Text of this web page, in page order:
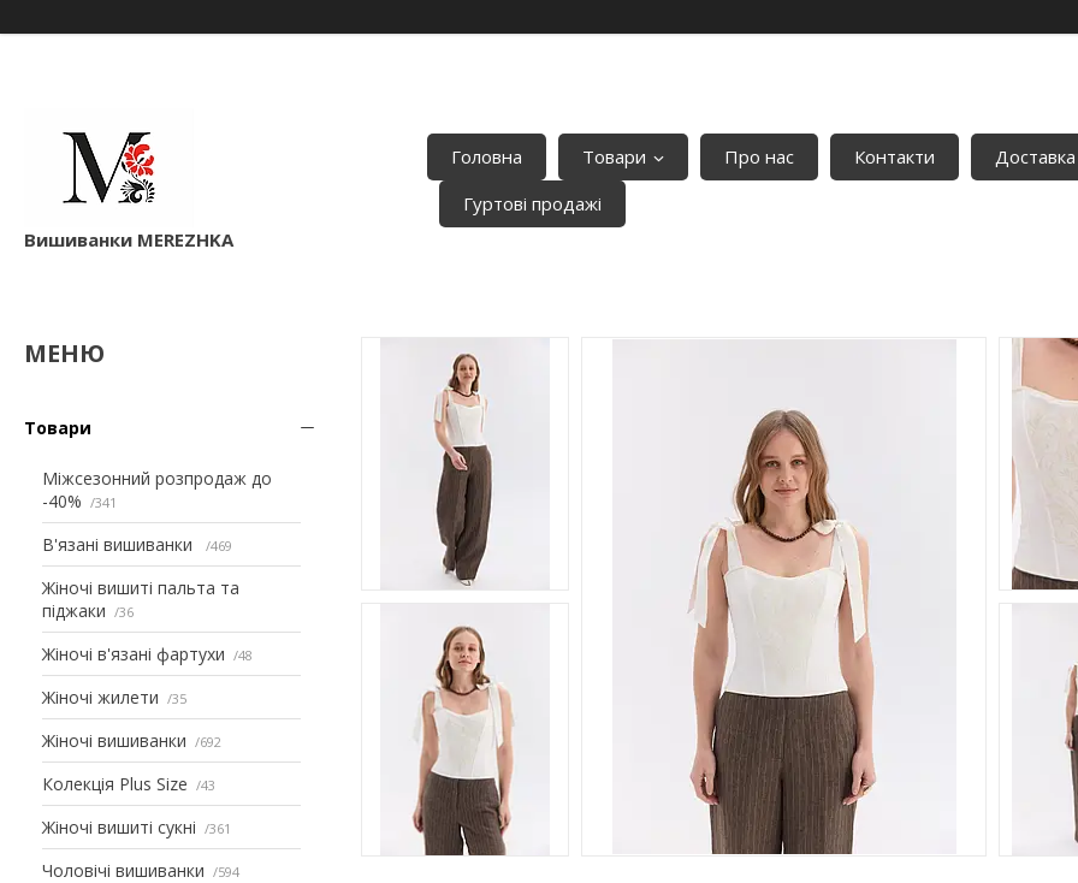
Вишиванки MEREZHKA
Головна Товари Про нас Контакти
Гуртові продажі
Товари
Міжсезонний розпродаж до
-40%
341
В'язані вишиванки 469
Жіночі вишиті пальта та
піджаки
36
Жіночі в'язані фартухи 48
Жіночі жилети 35
Жіночі вишиванки 692
Колекція Plus Size 43
Жіночі вишиті сукні 361
Чоловічі вишиванки 594